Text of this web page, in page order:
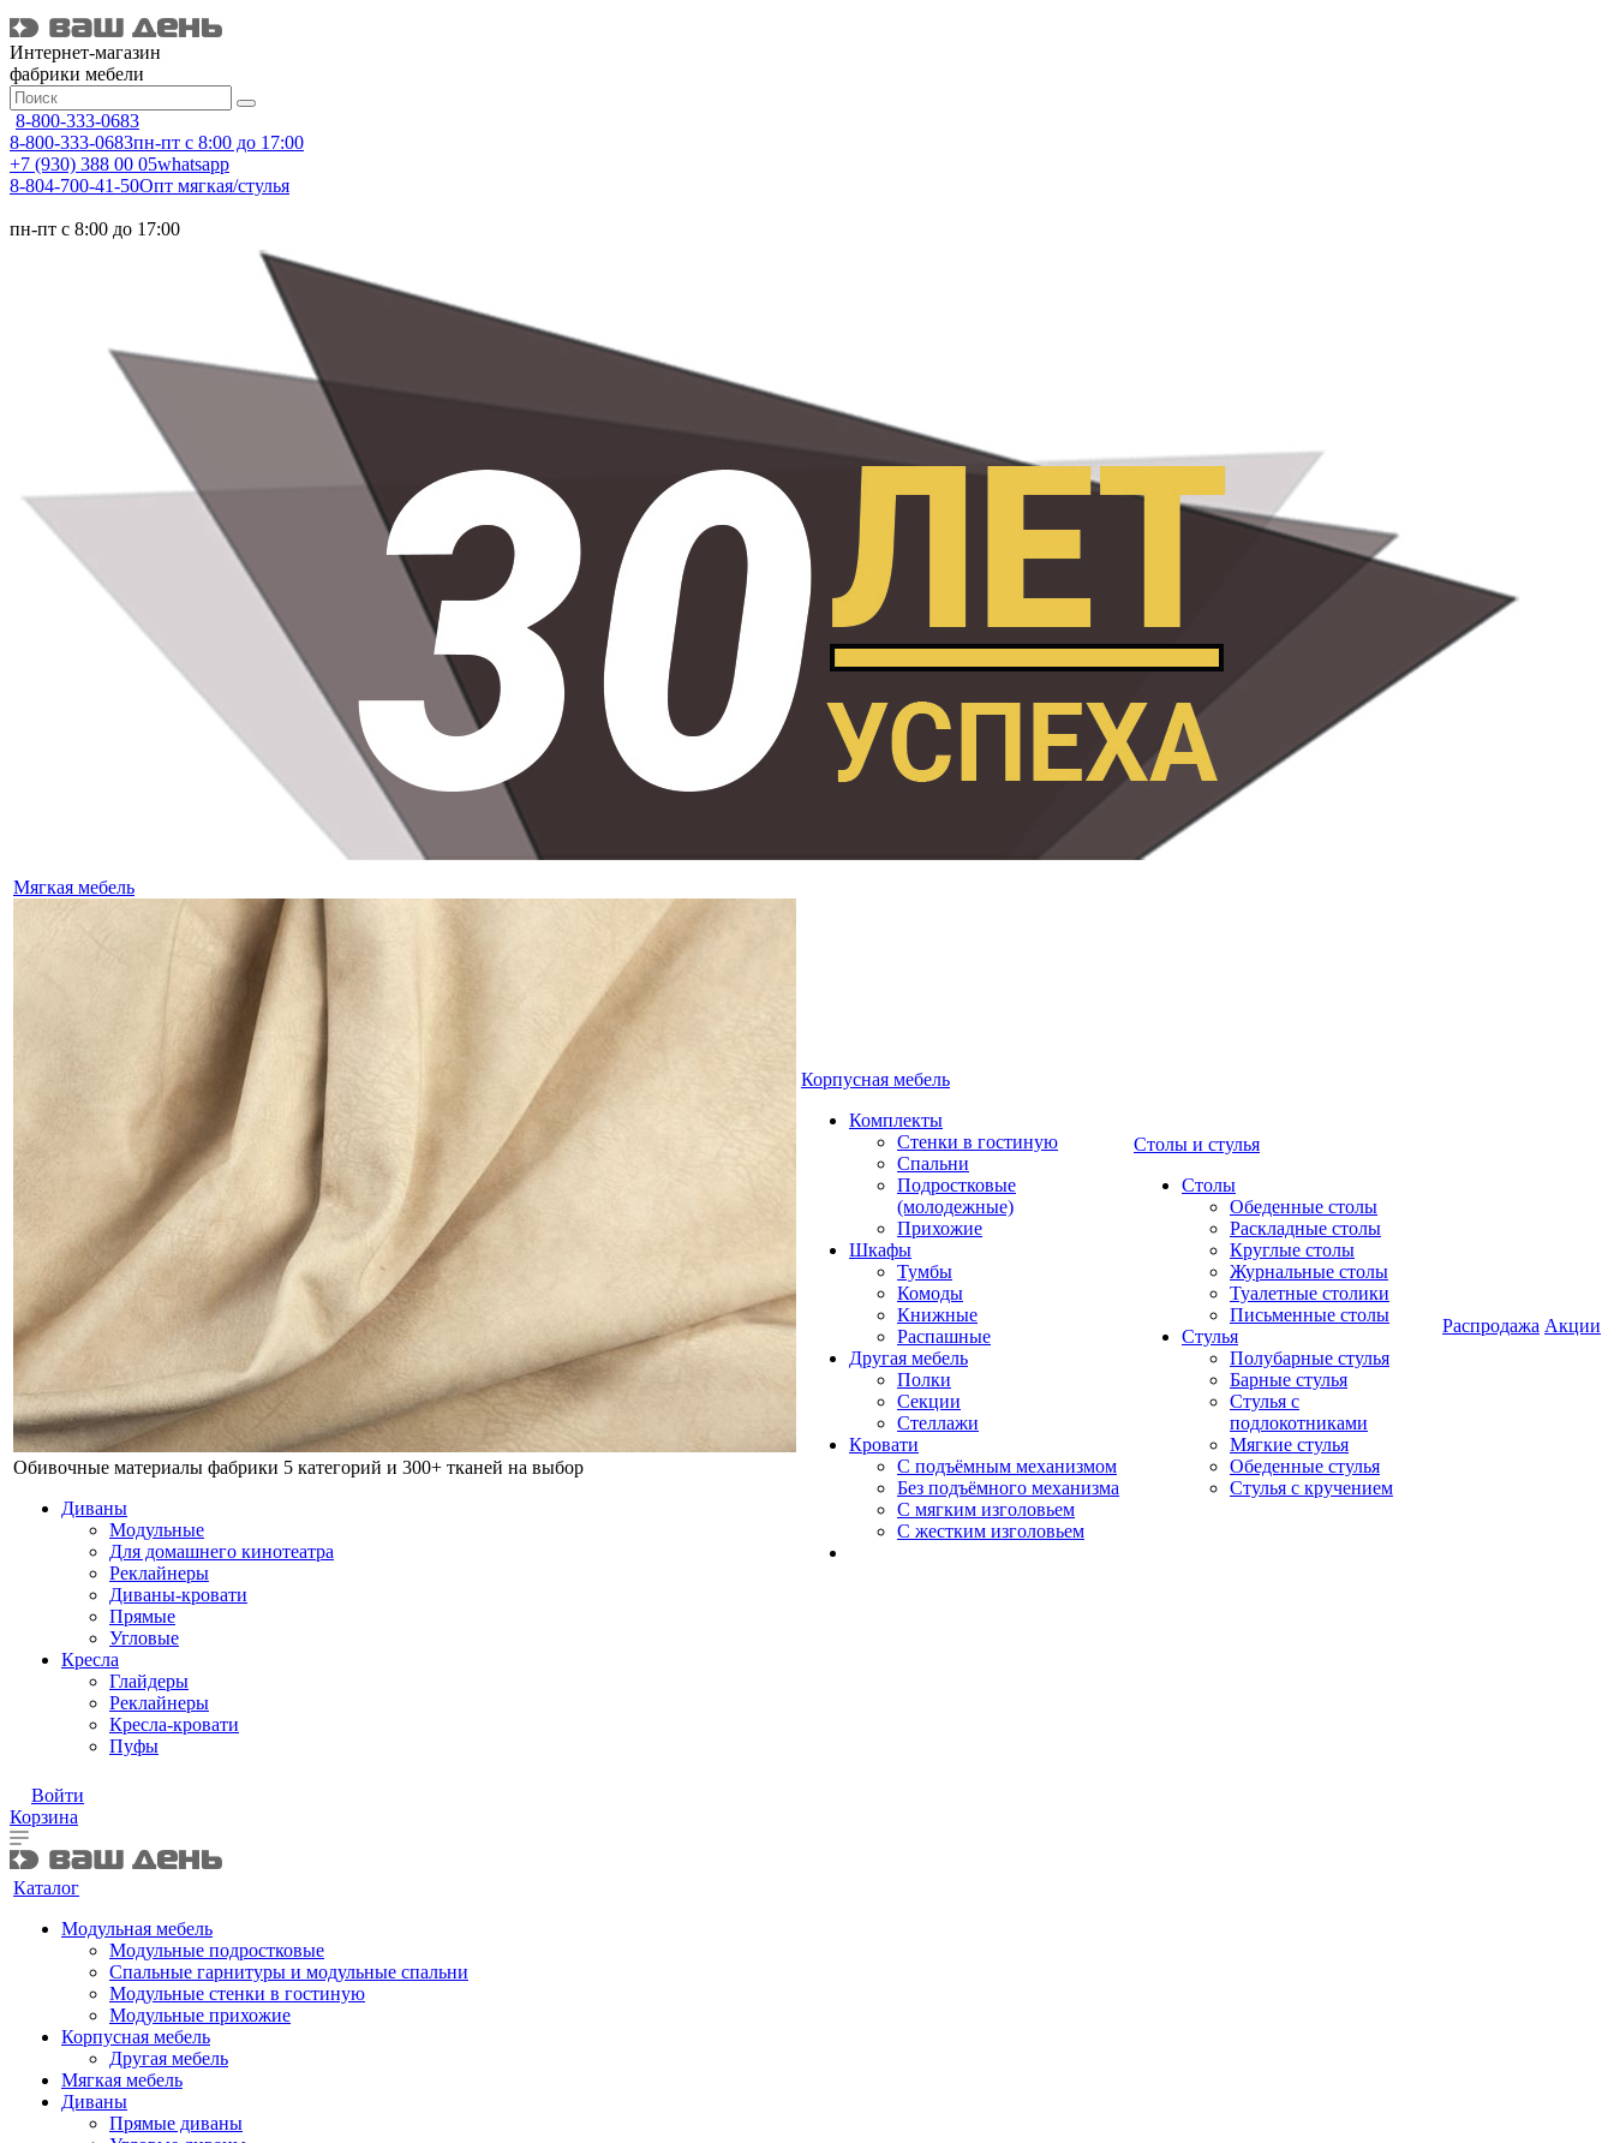
Интернет-магазин
фабрики мебели
8-800-333-0683
8-800-333-0683пн-пт с 8:00 до 17:00
+7 (930) 388 00 05whatsapp
8-804-700-41-50Опт мягкая/стулья
пн-пт с 8:00 до 17:00
Мягкая мебель
Обивочные материалы фабрики 5 категорий и 300+ тканей на выбор
Диваны
Модульные
Для домашнего кинотеатра
Реклайнеры
Диваны-кровати
Прямые
Угловые
Кресла
Глайдеры
Реклайнеры
Кресла-кровати
Пуфы
Корпусная мебель
Комплекты
Стенки в гостиную
Спальни
Подростковые
(молодежные)
Прихожие
Шкафы
Тумбы
Комоды
Книжные
Распашные
Другая мебель
Полки
Секции
Стеллажи
Кровати
С подъёмным механизмом
Без подъёмного механизма
С мягким изголовьем
С жестким изголовьем
Столы и стулья
Столы
Обеденные столы
Раскладные столы
Круглые столы
Журнальные столы
Туалетные столики
Письменные столы
Стулья
Полубарные стулья
Барные стулья
Стулья с
подлокотниками
Мягкие стулья
Обеденные стулья
Стулья с кручением
Распродажа Акции
Войти
Корзина
Каталог
Модульная мебель
Модульные подростковые
Спальные гарнитуры и модульные спальни
Модульные стенки в гостиную
Модульные прихожие
Корпусная мебель
Другая мебель
Мягкая мебель
Диваны
Прямые диваны